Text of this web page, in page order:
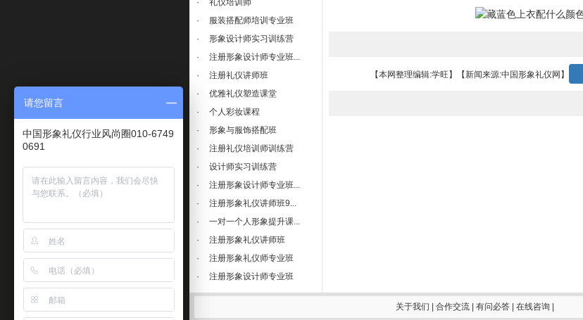
·
礼仪培训师
·
服装搭配师培训专业班
·
形象设计师实习训练营
·
注册形象设计师专业班...
·
注册礼仪讲师班
·
优雅礼仪塑造课堂
·
个人彩妆课程
·
形象与服饰搭配班
·
注册礼仪培训师训练营
·
设计师实习训练营
·
注册形象设计师专业班...
·
注册形象礼仪讲师班9...
·
一对一个人形象提升课...
·
注册形象礼仪讲师班
·
注册形象礼仪师专业班
·
注册形象设计师专业班
【本网整理编辑:学旺】 【新闻来源:中国形象礼仪网】
关于我们 合作交流 有问必答 在线咨询
请您留言
中国形象礼仪行业风尚圈010-6749
0691